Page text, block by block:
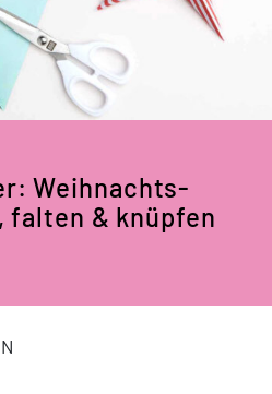
Weihnachts­
falten & knüpfen